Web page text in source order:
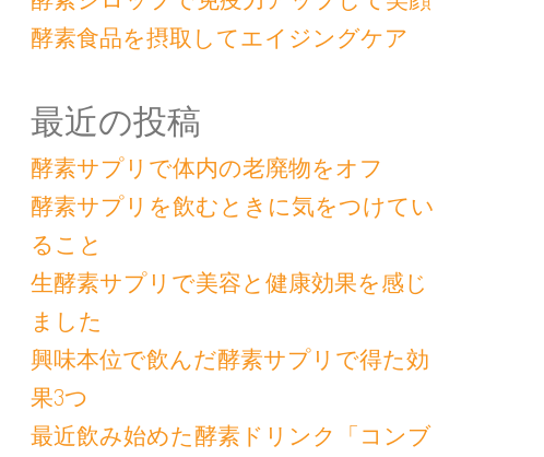
酵素食品を摂取してエイジングケア
最近の投稿
酵素サプリで体内の老廃物をオフ
酵素サプリを飲むときに気をつけてい
ること
生酵素サプリで美容と健康効果を感じ
ました
興味本位で飲んだ酵素サプリで得た効
果3つ
最近飲み始めた酵素ドリンク「コンブ